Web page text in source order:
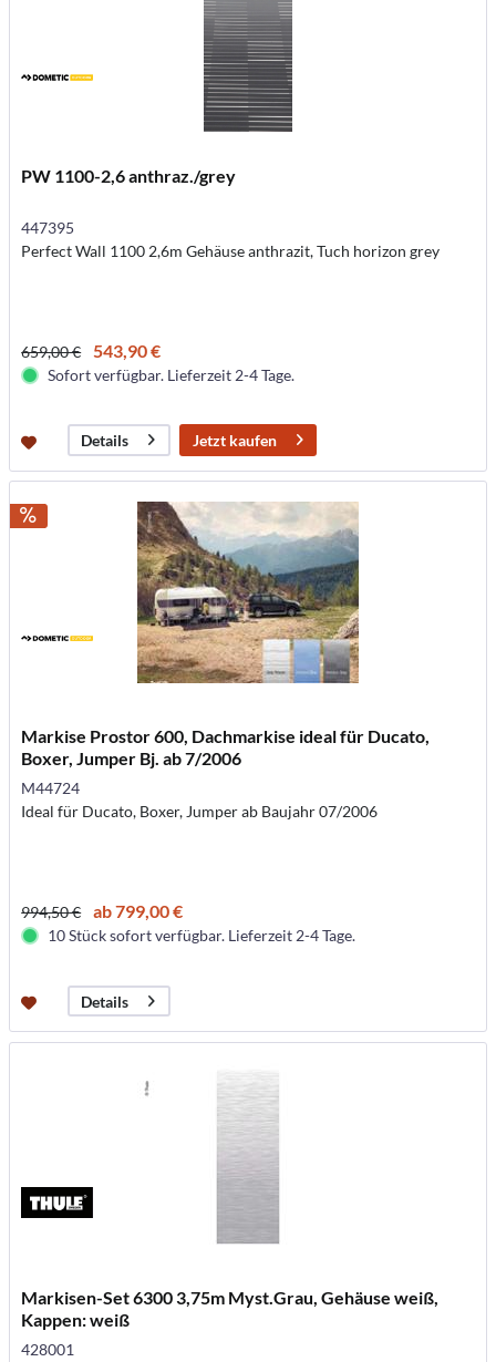
PW 1100-2,6 anthraz./grey
447395
Perfect Wall 1100 2,6m Gehäuse anthrazit, Tuch horizon grey
659,00 € 543,90 €
Sofort verfügbar. Lieferzeit 2-4 Tage.
Details Jetzt kaufen
Markise Prostor 600, Dachmarkise ideal für Ducato,
Boxer, Jumper Bj. ab 7/2006
M44724
Ideal für Ducato, Boxer, Jumper ab Baujahr 07/2006
994,50 € ab 799,00 €
10 Stück sofort verfügbar. Lieferzeit 2-4 Tage.
Details
Markisen-Set 6300 3,75m Myst.Grau, Gehäuse weiß,
Kappen: weiß
428001